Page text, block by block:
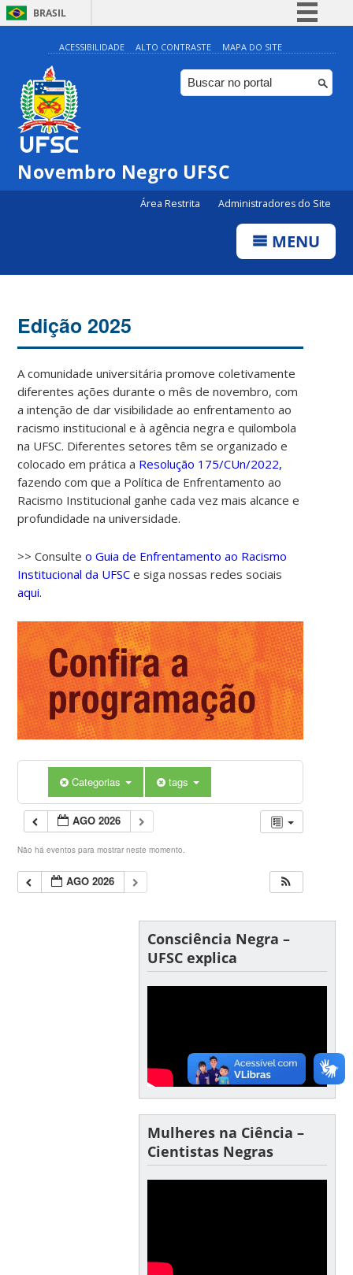
BRASIL
Simplifique!
Comunica BR
Participe
ACESSIBILIDADE ALTO CONTRASTE MAPA DO SITE
Novembro Negro UFSC
Área Restrita Administradores do Site
MENU
Edição 2025
A comunidade universitária promove coletivamente
diferentes ações durante o mês de novembro, com
a intenção de dar visibilidade ao enfrentamento ao
racismo institucional e à agência negra e quilombola
na UFSC. Diferentes setores têm se organizado e
colocado em prática a Resolução 175/CUn/2022,
fazendo com que a Política de Enfrentamento ao
Racismo Institucional ganhe cada vez mais alcance e
profundidade na universidade.
>> Consulteo Guia de Enfrentamento ao Racismo
Institucional da UFSC e siga nossas redes sociais
aqui.
Categorias tags
AGO 2026
Não há eventos para mostrar neste momento.
AGO 2026
Consciência Negra –
UFSC explica
Mulheres na Ciência –
Cientistas Negras